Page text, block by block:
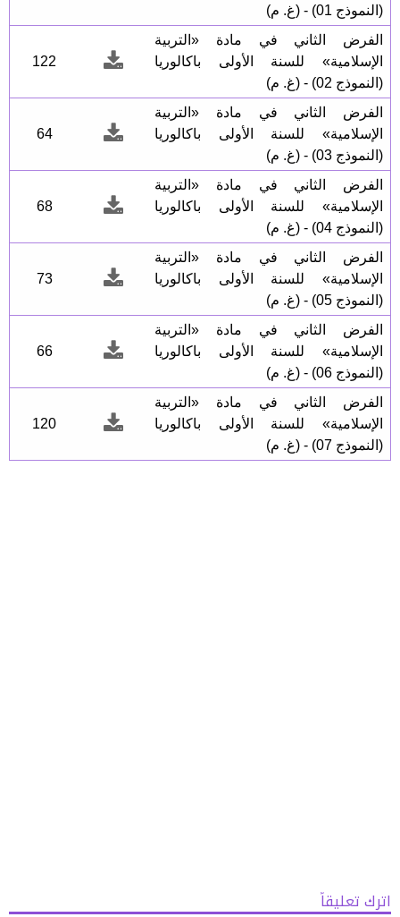
(النموذج 01) - (غ. م)
الفرض الثاني في مادة «التربية
الإسلامية» للسنة الأولى باكالوريا
(النموذج 02) - (غ. م)
122
الفرض الثاني في مادة «التربية
الإسلامية» للسنة الأولى باكالوريا
(النموذج 03) - (غ. م)
64
الفرض الثاني في مادة «التربية
الإسلامية» للسنة الأولى باكالوريا
(النموذج 04) - (غ. م)
68
الفرض الثاني في مادة «التربية
الإسلامية» للسنة الأولى باكالوريا
(النموذج 05) - (غ. م)
73
الفرض الثاني في مادة «التربية
الإسلامية» للسنة الأولى باكالوريا
(النموذج 06) - (غ. م)
66
الفرض الثاني في مادة «التربية
الإسلامية» للسنة الأولى باكالوريا
(النموذج 07) - (غ. م)
120
اترك تعليقاً